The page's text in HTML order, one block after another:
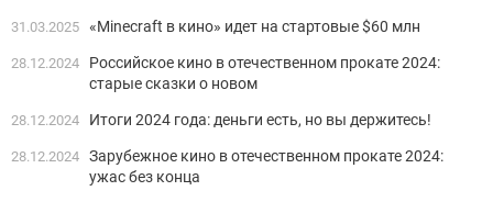
31.03.2025 «Minecraft в кино» идет на стартовые $60 млн
28.12.2024
Российское кино в отечественном прокате 2024:
старые сказки о новом
28.12.2024 Итоги 2024 года: деньги есть, но вы держитесь!
28.12.2024 Зарубежное кино в отечественном прокате 2024:
ужас без конца